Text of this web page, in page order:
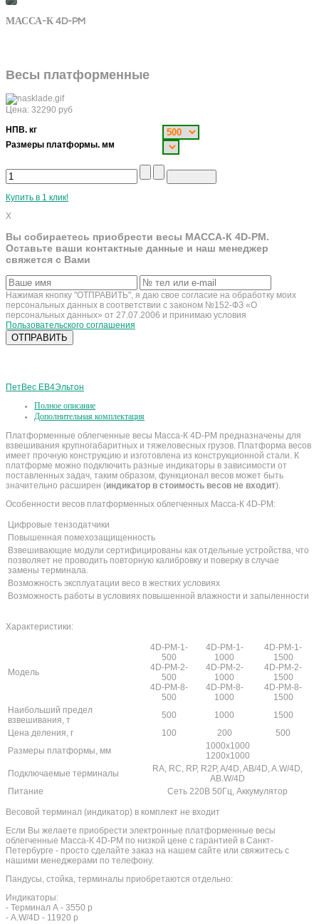
МАССА-К 4D-PM
Весы платформенные
Цена: 32290 руб
НПВ. кг
Размеры платформы. мм
Купить в 1 клик!
X
Вы собираетесь приобрести весы МАССА-К 4D-PM.
Оставьте ваши контактные данные и наш менеджер
свяжется с Вами
Нажимая кнопку "ОТПРАВИТЬ", я даю свое согласие на обработку моих
персональных данных в соответствии с законом №152-ФЗ «О
персональных данных» от 27.07.2006 и принимаю условия
Пользовательского соглашения
ПетВес ЕВ4Эльтон
Полное описание
Дополнительная комплектация
Платформенные облегченные весы Масса-К 4D-PM предназначены для
взвешивания крупногабаритных и тяжеловесных грузов. Платформа весов
имеет прочную конструкцию и изготовлена из конструкционной стали. К
платформе можно подключить разные индикаторы в зависимости от
поставленных задач, таким образом, функционал весов может быть
значительно расширен (индикатор в стоимость весов не входит).
Особенности весов платформенных облегченных Масса-К 4D-PM:
Цифровые тензодатчики
Повышенная помехозащищенность
Взвешивающие модули сертифицированы как отдельные устройства, что
позволяет не проводить повторную калибровку и поверку в случае
замены терминала.
Возможность эксплуатации весо в жестких условиях
Возможность работы в условиях повышенной влажности и запыленности
Характеристики:
Модель
4D-PM-1-
500
4D-PM-2-
500
4D-PM-8-
500
4D-PM-1-
1000
4D-PM-2-
1000
4D-PM-8-
1000
4D-PM-1-
1500
4D-PM-2-
1500
4D-PM-8-
1500
Наибольший предел
взвешивания, т
500 1000
1500
Цена деления, г
100 200
500
Размеры платформы, мм
1000х1000
1200х1000
Подключаемые терминалы
RA, RC, RP, R2P, A/4D, AB/4D, A.W/4D,
AB.W/4D
Питание
Сеть 220В 50Гц, Аккумулятор
Весовой терминал (индикатор) в комплект не входит
Если Вы желаете приобрести электронные платформенные весы
облегченные Масса-К 4D-PM по низкой цене с гарантией в Санкт-
Петербурге - просто сделайте заказ на нашем сайте или свяжитесь с
нашими менеджерами по телефону.
Пандусы, стойка, терминалы приобретаются отдельно:
Индикаторы:
- Терминал А - 3550 р
- A.W/4D - 11920 р